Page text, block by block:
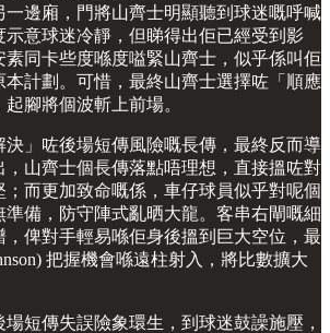
一邊廂，門將山齊士明顯聽到球迷嘅呼喊
示意球迷冷靜，但睇得出佢已經受到影
同卡些度喺度嗌緊山齊士，似乎係叫佢
本計劃。可惜，最終山齊士選擇咗「順應
腳將個波斬上前場。
決」咗後場短傳風險嘅長傳，最終反而導
，山齊士個長傳落點唔理想，直接搵咗對
而更加致命嘅係，車仔球員似乎對呢個
準備，防守陣式亂晒大龍。客串右閘嘅細
俾對手輕易喺佢身後搵到巨大空位，最
把握機會喺遠柱射入，將比數擴大
短傳失誤險象環生，到球迷鼓譟施壓，